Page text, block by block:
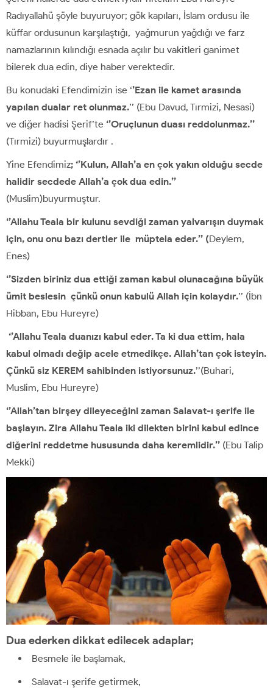
Radıyallahü şöyle buyuruyor; gök kapıları, İslam ordusu ile
küffar ordusunun karşılaştığı, yağmurun yağdığı ve farz
namazlarının kılındığı esnada açılır bu vakitleri ganimet
bilerek dua edin, diye haber verektedir.
Bu konudaki Efendimizin ise ‘’Ezan ile kamet arasında
yapılan dualar ret olunmaz.’’ (Ebu Davud, Tırmizi, Nesasi)
ve diğer hadisi Şerif’te ‘’Oruçlunun duası reddolunmaz.’’
(Tırmizi) buyurmuşlardır .
Yine Efendimiz; ‘’Kulun, Allah’a en çok yakın olduğu secde
halidir secdede Allah’a çok dua edin.’’
(Muslim)buyurmuştur.
‘’Allahu Teala bir kulunu sevdiği zaman yalvarışın duymak
için, onu onu bazı dertler ile müptela eder.’’ (Deylem,
Enes)
‘’Sizden biriniz dua ettiği zaman kabul olunacağına büyük
ümit beslesin çünkü onun kabulü Allah için kolaydır.’’ (İbn
Hibban, Ebu Hureyre)
‘’Allahu Teala duanızı kabul eder. Ta ki dua ettim, hala
kabul olmadı değip acele etmedikçe. Allah’tan çok isteyin.
Çünkü siz KEREM sahibinden istiyorsunuz.’’(Buhari,
Muslim, Ebu Hureyre)
‘’Allah’tan birşey dileyeceğini zaman Salavat-ı şerife ile
başlayın. Zira Allahu Teala iki dilekten birini kabul edince
diğerini reddetme hususunda daha keremlidir.’’ (Ebu Talip
Mekki)
Dua ederken dikkat edilecek adaplar;
Besmele ile başlamak,
Salavat-ı şerife getirmek,